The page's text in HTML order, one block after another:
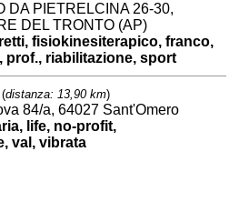
DA PIETRELCINA 26-30,
DEL TRONTO (AP)
fisiokinesiterapico, franco,
prof., riabilitazione, sport
(distanza: 13,90 km)
84/a, 64027 Sant'Omero
life, no-profit,
val, vibrata